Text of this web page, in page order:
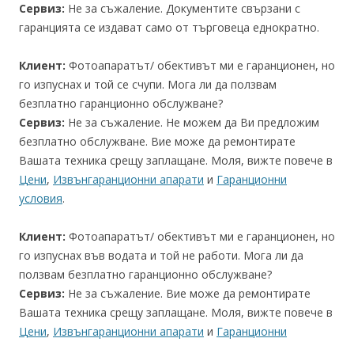
Сервиз: Не за съжаление. Документите свързани с
гаранцията се издават само от търговеца еднократно.
Клиент: Фотоапаратът/ обективът ми е гаранционен, но
го изпуснах и той се счупи. Мога ли да ползвам
безплатно гаранционно обслужване?
Сервиз: Не за съжаление. Не можем да Ви предложим
безплатно обслужване. Вие може да ремонтирате
Вашата техника срещу заплащане. Моля, вижте повече в
Цени, Извънгаранционни апарати и Гаранционни
условия.
Клиент: Фотоапаратът/ обективът ми е гаранционен, но
го изпуснах във водата и той не работи. Мога ли да
ползвам безплатно гаранционно обслужване?
Сервиз: Не за съжаление. Вие може да ремонтирате
Вашата техника срещу заплащане. Моля, вижте повече в
Цени, Извънгаранционни апарати и Гаранционни